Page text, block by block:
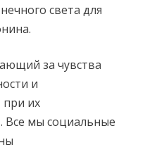
света для
за чувства
и
их
Все мы социальные